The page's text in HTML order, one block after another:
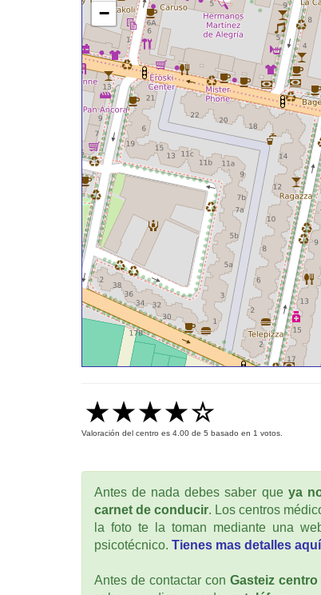
−
Valoración del centro es 4.00 de 5 basado en 1 votos.
Antes de nada debes saber que ya
carnet de conducir. Los centros
la foto te la toman mediante una
psicotécnico. Tienes mas detalles
Antes de contactar con Gasteiz